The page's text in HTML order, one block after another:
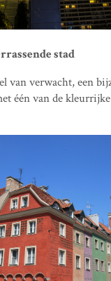
stad
van verwacht, een
één van de